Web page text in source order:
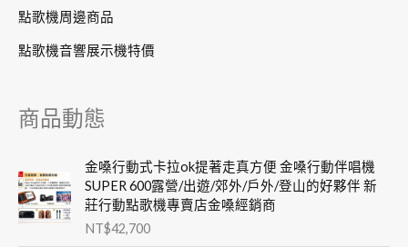
點歌機周邊商品
點歌機音響展示機特價
商品動態
金嗓行動式卡拉ok提著走真方便 金嗓行動伴唱機
SUPER 600露營/出遊/郊外/戶外/登山的好夥伴 新
莊行動點歌機專賣店金嗓經銷商
NT$42,700